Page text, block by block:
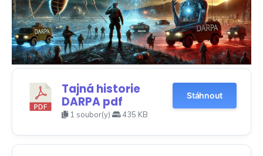
Tajná historie
DARPA pdf
1 soubor(y) 435 KB
Stáhnout